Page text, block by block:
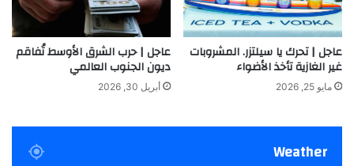
عاجل | تحرك يا سيلتزر. المشروبات
غير الغازية تأخذ الأضواء
مايو 25, 2026
عاجل | حرب الشرق الأوسط تُفاقم
ديون الجنوب العالمي
أبريل 30, 2026
Weather